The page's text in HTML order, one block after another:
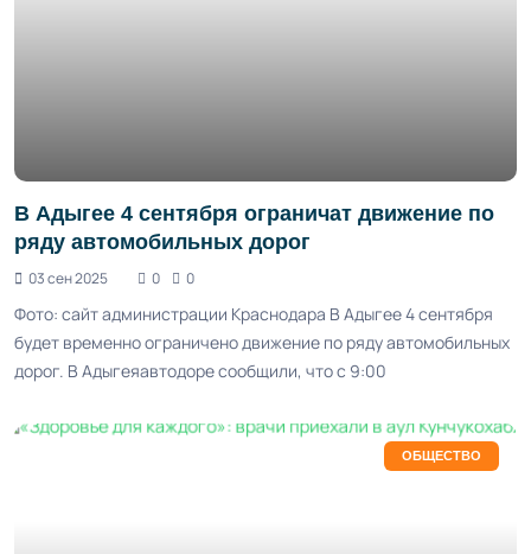
В Адыгее 4 сентября ограничат движение по
ряду автомобильных дорог
03 сен 2025 0 0
Фото: сайт администрации Краснодара В Адыгее 4 сентября
будет временно ограничено движение по ряду автомобильных
дорог. В Адыгеяавтодоре сообщили, что с 9:00
ОБЩЕСТВО